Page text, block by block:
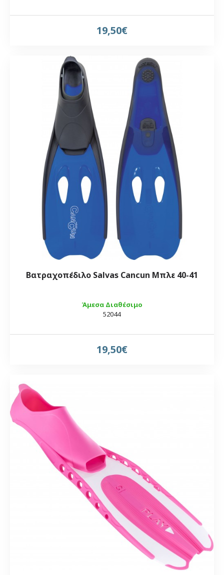
19,50€
Άμεσα Διαθέσιμο
52044
Βατραχοπέδιλο Salvas Cancun Μπλε 40-41
19,50€